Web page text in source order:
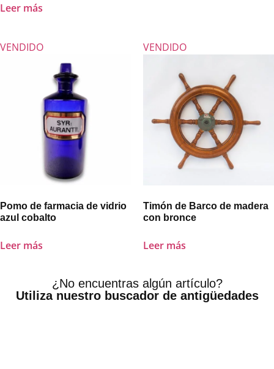
Leer más
VENDIDO
Pomo de farmacia de vidrio
azul cobalto
Leer más
VENDIDO
Timón de Barco de madera
con bronce
Leer más
¿No encuentras algún artículo?
Utiliza nuestro buscador de antigüedades